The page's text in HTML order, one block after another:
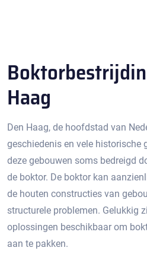
Haag
Den Haag, de hoofdstad van
geschiedenis en vele historische
deze gebouwen soms bedreigd
de boktor.​ De boktor kan
de houten constructies van
structurele problemen.​ Gelukkig
oplossingen beschikbaar om
aan te pakken.​